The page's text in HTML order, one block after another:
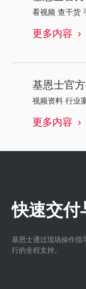
看视频 查干货
更多内容
基恩士官
视频资料 行业
更多内容
快速交
基恩士通过现场操作指
行的全程支持。